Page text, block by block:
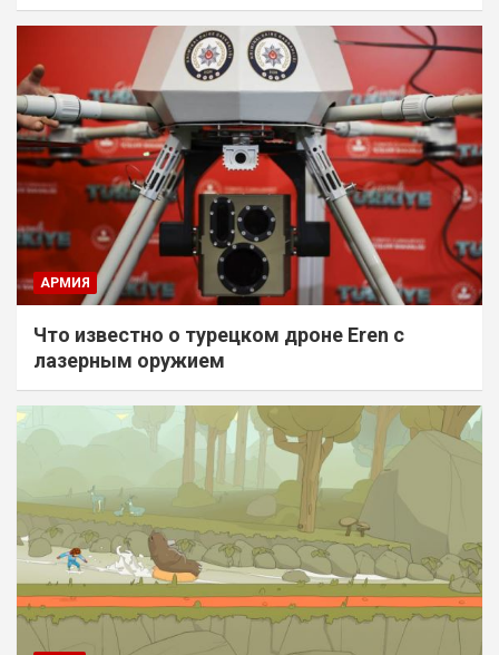
АРМИЯ
Что известно о турецком дроне Eren с
лазерным оружием